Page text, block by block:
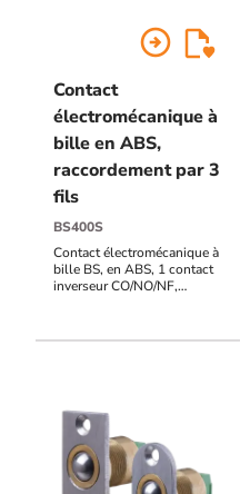
arrow_circle_right
Contact
électromécanique à
bille en ABS,
raccordement par 3
fils
BS400S
Contact électromécanique à
bille BS, en ABS, 1 contact
inverseur CO/NO/NF,
coupure